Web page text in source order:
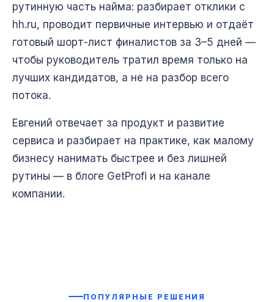
рутинную часть найма: разбирает отклики с
hh.ru, проводит первичные интервью и отдаёт
готовый шорт-лист финалистов за 3–5 дней —
чтобы руководитель тратил время только на
лучших кандидатов, а не на разбор всего
потока.
Евгений отвечает за продукт и развитие
сервиса и разбирает на практике, как малому
бизнесу нанимать быстрее и без лишней
рутины — в блоге GetProfi и на канале
компании.
ПОПУЛЯРНЫЕ РЕШЕНИЯ